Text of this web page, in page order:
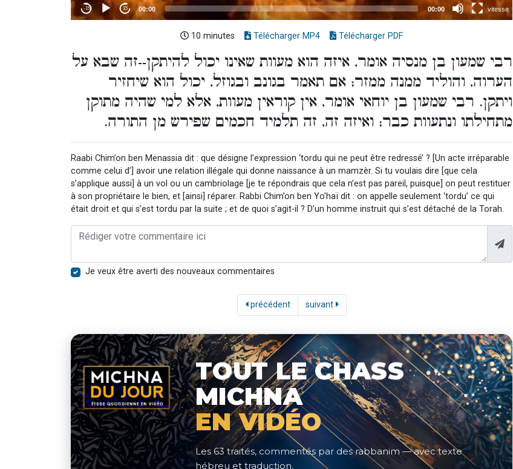
10 minutes Télécharger MP4 Télécharger PDF
רבי שמעון בן מנסיה אומר, איזה הוא מעוות שאינו יכול להיתקן--זה שבא על
הערוה, והוליד ממנה ממזר; אם תאמר בגונב ובגוזל, יכול הוא שיחזיר
ויתקן. רבי שמעון בן יוחאי אומר, אין קוראין מעוות, אלא למי שהיה מתוקן
מתחילתו ונתעוות כבר; ואיזה זה, זה תלמיד חכמים שפירש מן התורה.
Raabi Chim’on ben Menassia dit : que désigne l’expression ‘tordu qui ne peut être redressé’ ? [Un acte irréparable
comme celui d’] avoir une relation illégale qui donne naissance à un mamzèr. Si tu voulais dire [que cela
s’applique aussi] à un vol ou un cambriolage [je te répondrais que cela n’est pas pareil, puisque] on peut restituer
à son propriétaire le bien, et [ainsi] réparer. Rabbi Chim’on ben Yo’haï dit : on appelle seulement ‘tordu’ ce qui
était droit et qui s’est tordu par la suite ; et de quoi s’agit-il ? D’un homme instruit qui s’est détaché de la Torah.
Je veux être averti des nouveaux commentaires
précédent suivant
TOUT LE CHASS
MICHNA
EN VIDÉO
Les 63 traités, commentés par des rabbanim — avec texte
hébreu et traduction.